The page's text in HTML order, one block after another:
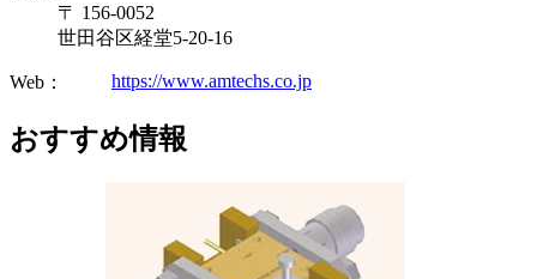
〒 156-0052
世田谷区経堂5-20-16
Web： https://www.amtechs.co.jp
おすすめ情報